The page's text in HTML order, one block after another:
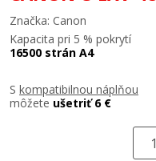
Značka: Canon
Kapacita pri 5 % pokrytí
16500 strán A4
S kompatibilnou náplňou
môžete ušetriť 6 €